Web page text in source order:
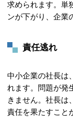
求められます。単
ンが下がり、企業
責任逃れ
中小企業の社長は
れます。問題が発
きません。社長は
責任を果たすこと